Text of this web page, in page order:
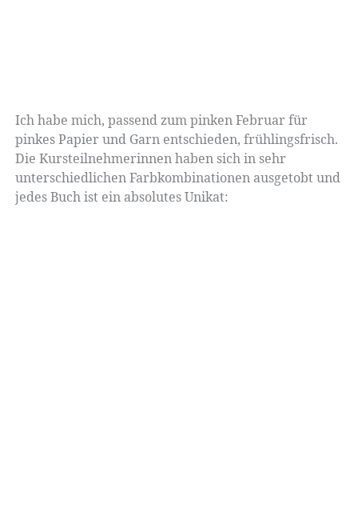
Ich habe mich, passend zum pinken Februar für
pinkes Papier und Garn entschieden, frühlingsfrisch.
Die Kursteilnehmerinnen haben sich in sehr
unterschiedlichen Farbkombinationen ausgetobt und
jedes Buch ist ein absolutes Unikat: